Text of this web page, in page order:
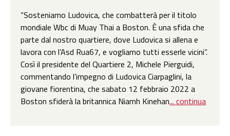
“Sosteniamo Ludovica, che combatterà per il titolo
mondiale Wbc di Muay Thai a Boston. È una sfida che
parte dal nostro quartiere, dove Ludovica si allena e
lavora con l’Asd Rua67, e vogliamo tutti esserle vicini”.
Così il presidente del Quartiere 2, Michele Pierguidi,
commentando l’impegno di Ludovica Ciarpaglini, la
giovane fiorentina, che sabato 12 febbraio 2022 a
Boston sfiderà la britannica Niamh Kinehan... continua